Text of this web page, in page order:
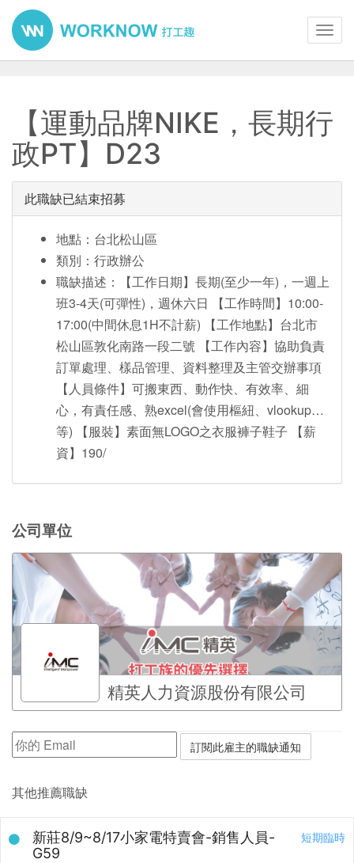
【運動品牌NIKE，長期行
政PT】D23
此職缺已結束招募
地點：台北松山區
類別：行政辦公
職缺描述：【工作日期】長期(至少一年)，一週上
班3-4天(可彈性)，週休六日 【工作時間】10:00-
17:00(中間休息1H不計薪) 【工作地點】台北市
松山區敦化南路一段二號 【工作內容】協助負責
訂單處理、樣品管理、資料整理及主管交辦事項
【人員條件】可搬東西、動作快、有效率、細
心，有責任感、熟excel(會使用樞紐、vlookup…
等) 【服裝】素面無LOGO之衣服褲子鞋子 【薪
資】190/
公司單位
精英人力資源股份有限公司
其他推薦職缺
短期臨時
新莊8/9~8/17小家電特賣會-銷售人員-
G59